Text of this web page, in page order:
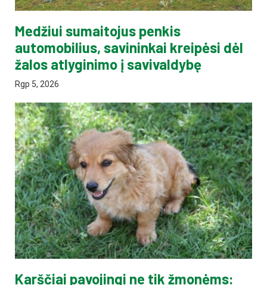
Medžiui sumaitojus penkis
automobilius, savininkai kreipėsi dėl
žalos atlyginimo į savivaldybę
Rgp 5, 2026
Karščiai pavojingi ne tik žmonėms: